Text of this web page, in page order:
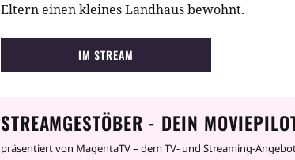
Eltern einen kleines Landhaus bewohnt.
IM STREAM
STREAMGESTÖBER - DEIN
präsentiert von MagentaTV – dem TV- und Streaming-